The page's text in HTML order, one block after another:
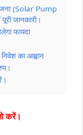
(Solar Pump
जानकारी।
फायदा
निवेश का आह्वान
करें।